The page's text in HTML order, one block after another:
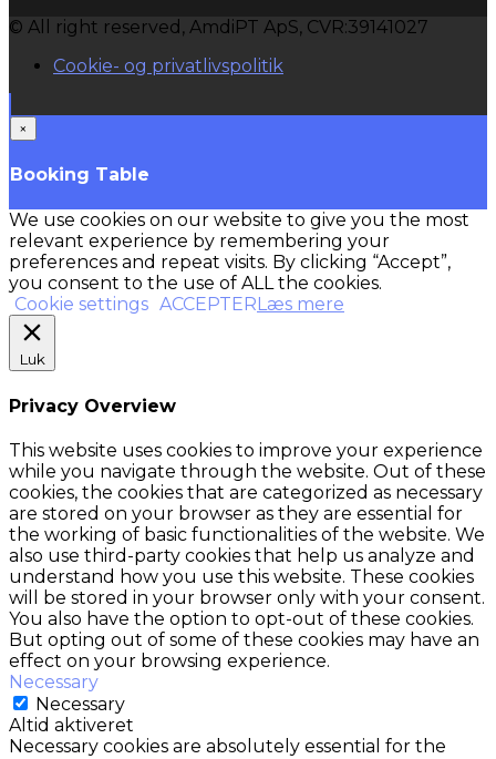
© All right reserved, AmdiPT ApS, CVR:39141027
Cookie- og privatlivspolitik
×
Booking Table
We use cookies on our website to give you the most
relevant experience by remembering your
preferences and repeat visits. By clicking “Accept”,
you consent to the use of ALL the cookies.
Cookie settings ACCEPTER Læs mere
Luk
Privacy Overview
This website uses cookies to improve your experience
while you navigate through the website. Out of these
cookies, the cookies that are categorized as necessary
are stored on your browser as they are essential for
the working of basic functionalities of the website. We
also use third-party cookies that help us analyze and
understand how you use this website. These cookies
will be stored in your browser only with your consent.
You also have the option to opt-out of these cookies.
But opting out of some of these cookies may have an
effect on your browsing experience.
Necessary
Necessary
Altid aktiveret
Necessary cookies are absolutely essential for the